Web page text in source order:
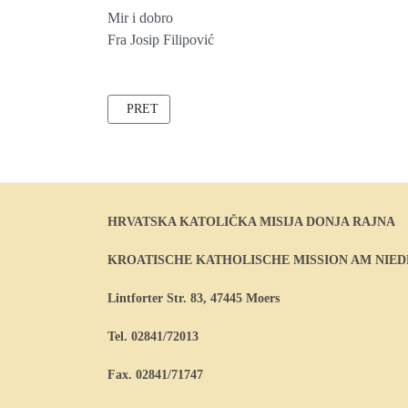
Mir i dobro
Fra Josip Filipović
PRETHODNI ČLANAK: SVIBANJ - MARIJIN
PRET
HRVATSKA KATOLIČKA MISIJA DONJA RAJNA
KROATISCHE KATHOLISCHE MISSION AM
Lintforter Str. 83, 47445 Moers
Tel. 02841/72013
Fax. 02841/71747